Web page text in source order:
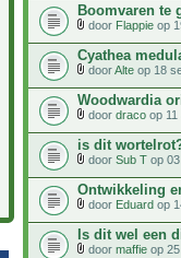
Boomvaren te
door Flappie op
Cyathea
doorAlte op 18
Woodwardia
door draco op 11
is dit
door Sub T op
Ontwikkeling
door Eduard op
Is dit wel een
door maffie op